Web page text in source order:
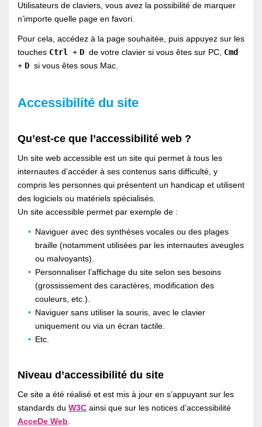
Utilisateurs de claviers, vous avez la possibilité de marquer
n’importe quelle page en favori.
Pour cela, accédez à la page souhaitée, puis appuyez sur les
touches Ctrl + D de votre clavier si vous êtes sur PC, Cmd
+ D si vous êtes sous Mac.
Accessibilité du site
Qu’est-ce que l’accessibilité web ?
Un site web accessible est un site qui permet à tous les
internautes d’accéder à ses contenus sans difficulté, y
compris les personnes qui présentent un handicap et utilisent
des logiciels ou matériels spécialisés.
Un site accessible permet par exemple de :
Naviguer avec des synthèses vocales ou des plages
braille (notamment utilisées par les internautes aveugles
ou malvoyants).
Personnaliser l’affichage du site selon ses besoins
(grossissement des caractères, modification des
couleurs, etc.).
Naviguer sans utiliser la souris, avec le clavier
uniquement ou via un écran tactile.
Etc.
Niveau d’accessibilité du site
Ce site a été réalisé et est mis à jour en s’appuyant sur les
standards du W3C ainsi que sur les notices d’accessibilité
AcceDe Web